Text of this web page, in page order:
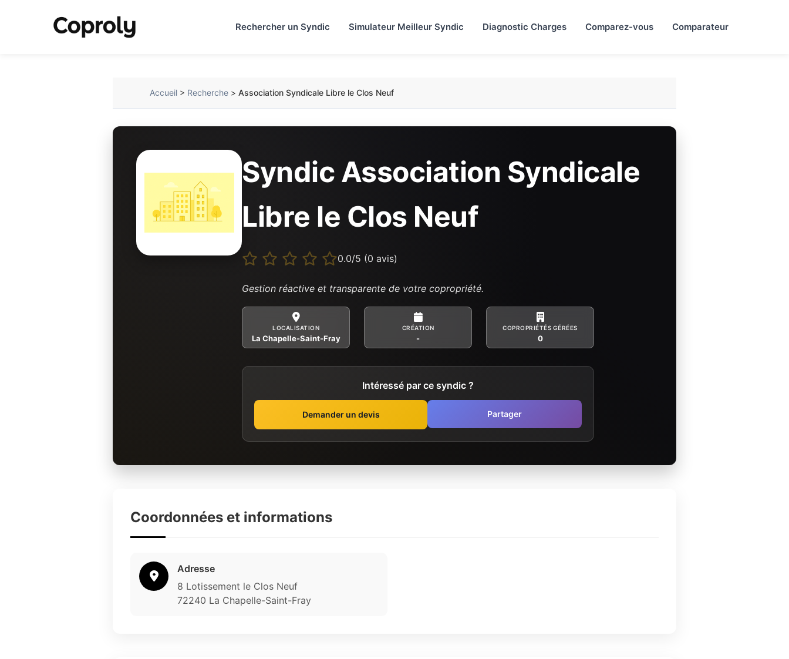
Rechercher un Syndic Simulateur Meilleur Syndic Diagnostic Charges Comparez-vous Comparateur
Accueil > Recherche > Association Syndicale Libre le Clos Neuf
Syndic Association Syndicale
Libre le Clos Neuf
0.0/5 (0 avis)
Gestion réactive et transparente de votre copropriété.
LOCALISATION
La Chapelle-Saint-Fray
CRÉATION
-
COPROPRIÉTÉS GÉRÉES
0
Intéressé par ce syndic ?
Demander un devis Partager
Coordonnées et informations
Adresse
8 Lotissement le Clos Neuf
72240 La Chapelle-Saint-Fray